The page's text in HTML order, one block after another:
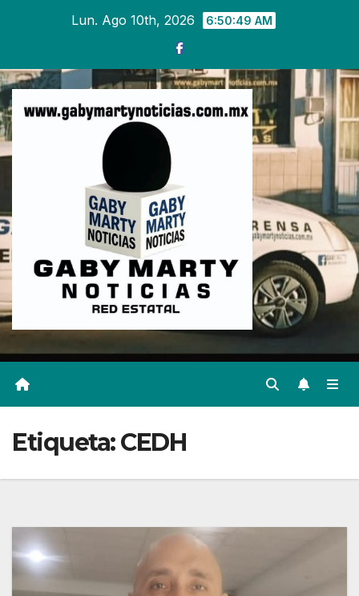
Lun. Ago 10th, 2026 6:50:51 AM
Etiqueta:CEDH